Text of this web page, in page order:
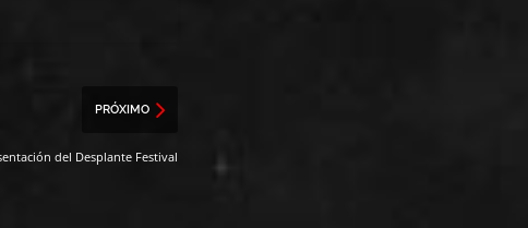
PRÓXIMO
del Desplante Festival